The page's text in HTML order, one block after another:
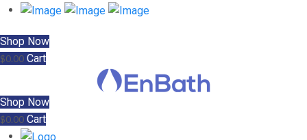
Shop Now
$0.00 Cart
Shop Now
$0.00 Cart